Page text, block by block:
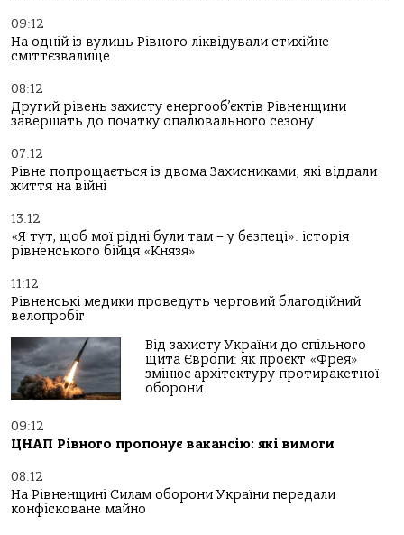
09:12
На одній із вулиць Рівного ліквідували стихійне
сміттєзвалище
08:12
Другий рівень захисту енергооб’єктів Рівненщини
завершать до початку опалювального сезону
07:12
Рівне попрощається із двома Захисниками, які віддали
життя на війні
13:12
«Я тут, щоб мої рідні були там – у безпеці»: історія
рівненського бійця «Князя»
11:12
Рівненські медики проведуть черговий благодійний
велопробіг
Від захисту України до спільного
щита Європи: як проєкт «Фрея»
змінює архітектуру протиракетної
оборони
09:12
ЦНАП Рівного пропонує вакансію: які вимоги
08:12
На Рівненщині Силам оборони України передали
конфісковане майно